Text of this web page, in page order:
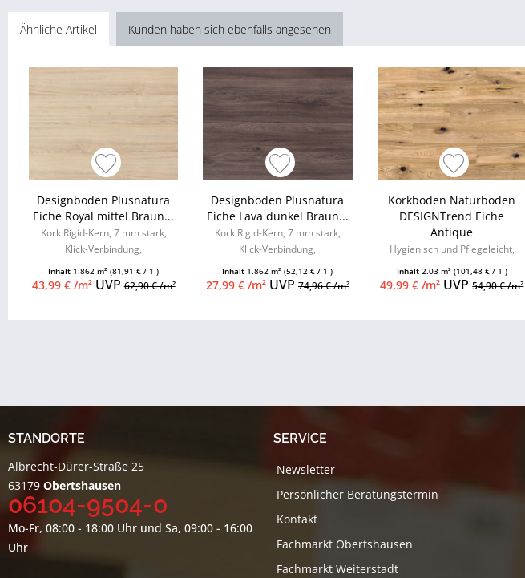
Ähnliche Artikel Kunden haben sich ebenfalls angesehen
Designboden Plusnatura
Eiche Royal mittel Braun...
Kork Rigid-Kern, 7 mm stark,
Klick-Verbindung,
Feuchtraumgeeignet, 4-seitige
Minifase
Inhalt 1.862 m²(81,91 € / 1 )
43,99 € /m²UVP62,90 € /m²
Designboden Plusnatura
Eiche Lava dunkel Braun...
Kork Rigid-Kern, 7 mm stark,
Klick-Verbindung,
Feuchtraumgeeignet, 4-seitige
Minifase
Inhalt 1.862 m²(52,12 € / 1 )
27,99 € /m²UVP 74,96 € /m²
Korkboden Naturboden
DESIGNTrend Eiche
Antique
Hygienisch und Pflegeleicht,
Kinderfreundlich und Bequem,
hoher Feuchtigkeitsschutz und
Inhalt 2.03 m² (101,48 € / 1 )
49,99 € /m² UVP54,90 € /m²
STANDORTE
Albrecht-Dürer-Straße 25
63179 Obertshausen
06104-9504-0
Mo-Fr, 08:00 - 18:00 Uhr und Sa, 09:00 - 16:00
Uhr
SERVICE
Newsletter
Persönlicher Beratungstermin
Kontakt
Fachmarkt Obertshausen
Fachmarkt Weiterstadt